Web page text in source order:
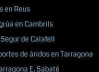
en Reus
en Cambrils
de Calafell
de áridos en Tarragona
E. Sabaté